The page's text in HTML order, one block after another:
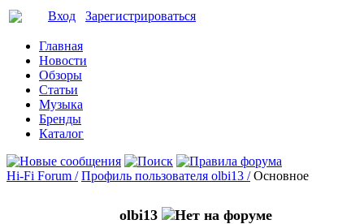
Вход Зарегистрироваться
Главная
Новости
Обзоры
Статьи
Музыка
Бренды
Каталог
Hi-Fi Forum / Профиль пользователя olbi13 / Основное
olbi13